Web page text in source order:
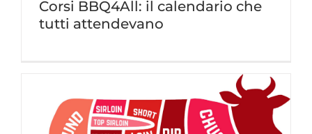
Corsi BBQ4All: il calendario che
tutti attendevano